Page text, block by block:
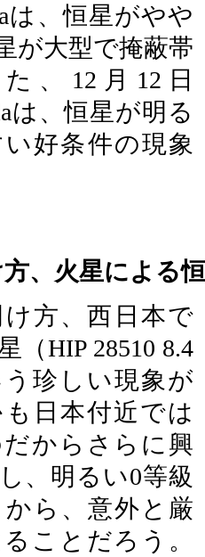
は、恒星がやや
が大型で掩蔽帯
、12月12日
は、恒星が明る
好条件の現象
方、火星による
方、西日本で
（HIP 28510 8.4
珍しい現象が
日本付近では
からさらに興
、明るい0等級
ら、意外と厳
ことだろう。